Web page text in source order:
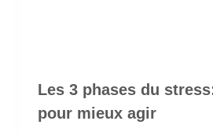
Les 3 phases du
pour mieux agir